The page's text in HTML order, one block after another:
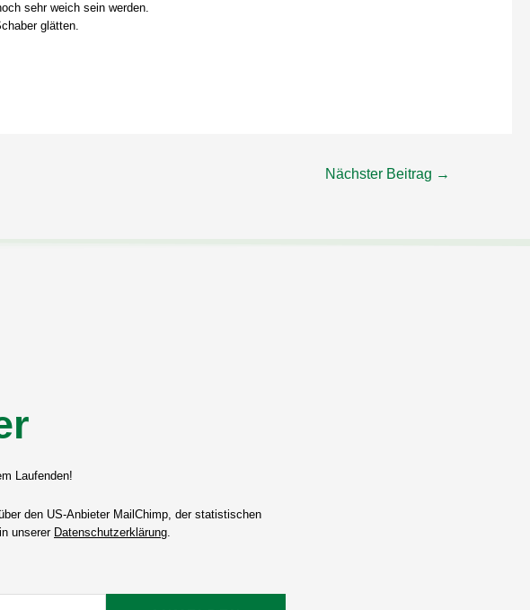
sehr weich sein werden.
glätten.
Nächster Beitrag →
Laufenden!
den US-Anbieter MailChimp, der statistischen
unserer Datenschutzerklärung